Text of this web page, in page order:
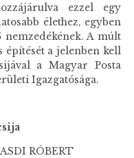
ezzel egy
élethez, egyben
A múlt
építését a jelenben kell
a Magyar Posta
Igazgatósága.
RÓBERT